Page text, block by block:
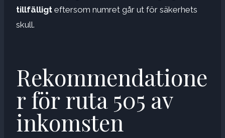
tillfälligt eftersom numret går ut för säkerhets
skull.
Rekommendatione
r för ruta 505 av
inkomsten